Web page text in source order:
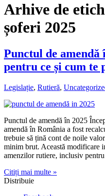
Arhive de
șoferi 2025
Punctul de amendă
pentru ce și cum te
Legislație, Rutieră,
Punctul de amendă în 2025
amendă în România a fost
trebuie să țină cont de noile
minim brut. Această modificare
amenzilor rutiere, inclusiv
Citiți mai multe »
Distribuie